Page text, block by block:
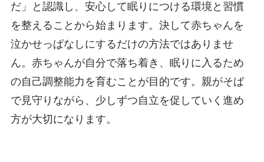
だ」と認識し、安心して眠りにつける環境と習慣
を整えることから始まります。決して赤ちゃんを
泣かせっぱなしにするだけの方法ではありませ
ん。赤ちゃんが自分で落ち着き、眠りに入るため
の自己調整能力を育むことが目的です。親がそば
で見守りながら、少しずつ自立を促していく進め
方が大切になります。